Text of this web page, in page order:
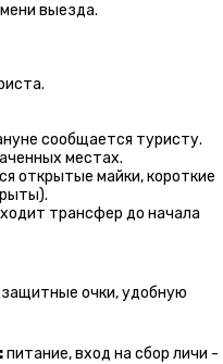
выезда.
сообщается туристу.
местах.
открытые майки, короткие
трансфер до начала
очки, удобную
питание, вход на сбор личи -